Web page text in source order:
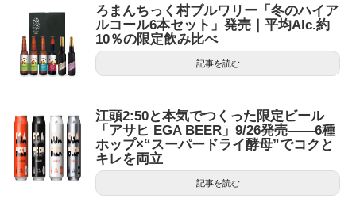
ろまんちっく村ブルワリー「冬のハイア
ルコール6本セット」発売｜平均Alc.約
10％の限定飲み比べ
記事を読む
江頭2:50と本気でつくった限定ビール
「アサヒ EGA BEER」9/26発売——6種
ホップ×“スーパードライ酵母”でコクと
キレを両立
記事を読む